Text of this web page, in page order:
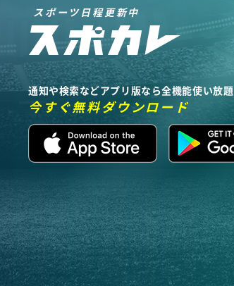
スポーツ日程更新中
通知や検索などアプリ版なら全機能使い放題
今すぐ無料ダウンロード